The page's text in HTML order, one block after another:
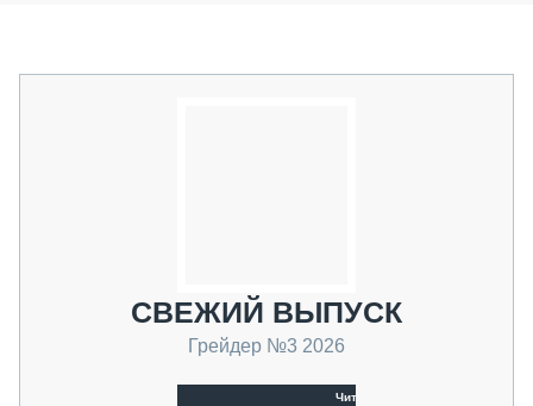
СВЕЖИЙ ВЫПУСК
Грейдер №3 2026
Читать